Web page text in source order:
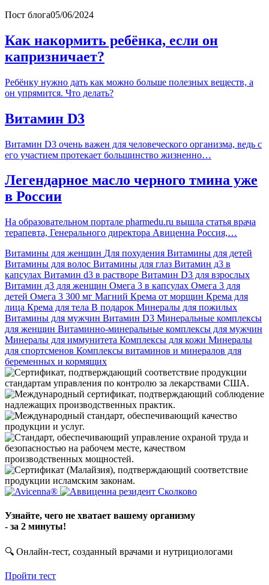
Пост блога05/06/2024
Как накормить ребёнка, если он
капризничает?
Ребёнку нужно дать как можно больше полезных веществ, а
он упрямится. Что делать?
Витамин D3
Витамин D3 очень важен для человеческого организма, ведь с
его участием протекает большинство жизненно…
Легендарное масло черного тмина уже
в России
На образовательном портале pharmedu.ru вышла статья врача
терапевта, Генерального директора Авиценна Россия,…
Витамины для женщин Для похудения Витамины для детей
Витамины для волос Витамины для глаз Витамин д3 в
капсулах Витамин d3 в растворе Витамин D3 для взрослых
Витамин д3 для женщин Омега 3 в капсулах Омега 3 для
детей Омега 3 300 мг Магний Крема от морщин Крема для
лица Крема для тела В подарок Минералы для пожилых
Витамины для мужчин Витамин D3 Минеральные комплексы
для женщин Витаминно-минеральные комплексы для мужчин
Минералы для иммунитета Комплексы для кожи Минералы
для спортсменов Комплексы витаминов и минералов для
беременных и кормящих
Узнайте, чего не хватает вашему организму
- за 2 минуты!
🔍 Онлайн-тест, созданный врачами и нутрициологами
Пройти тест